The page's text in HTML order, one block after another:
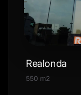
Realonda
550 m2